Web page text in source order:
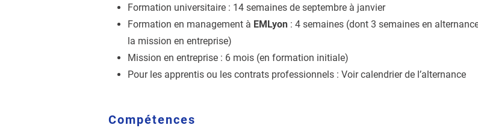
Formation universitaire : 14 semaines de septembre à janvier
Formation en management à EMLyon : 4 semaines (dont 3 semaines en
la mission en entreprise)
Mission en entreprise : 6 mois (en formation initiale)
Pour les apprentis ou les contrats professionnels : Voir calendrier de l’alternance
Compétences